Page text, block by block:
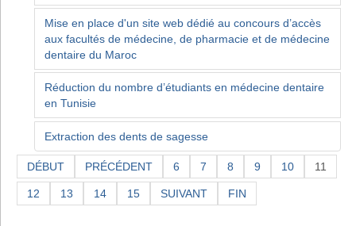
Mise en place d'un site web dédié au concours d’accès
aux facultés de médecine, de pharmacie et de médecine
dentaire du Maroc
Réduction du nombre d’étudiants en médecine dentaire
en Tunisie
Extraction des dents de sagesse
DÉBUT PRÉCÉDENT 6 7 8 9 10 11
12 13 14 15 SUIVANT FIN